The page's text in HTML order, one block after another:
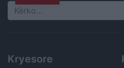
Search
Kryesore